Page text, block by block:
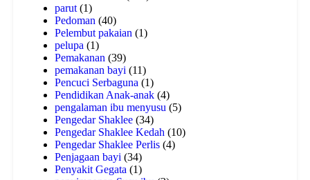
parut (1)
Pedoman (40)
Pelembut pakaian (1)
pelupa (1)
Pemakanan (39)
pemakanan bayi (11)
Pencuci Serbaguna (1)
Pendidikan Anak-anak (4)
pengalaman ibu menyusu (5)
Pengedar Shaklee (34)
Pengedar Shaklee Kedah (10)
Pengedar Shaklee Perlis (4)
Penjagaan bayi (34)
Penyakit Gegata (1)